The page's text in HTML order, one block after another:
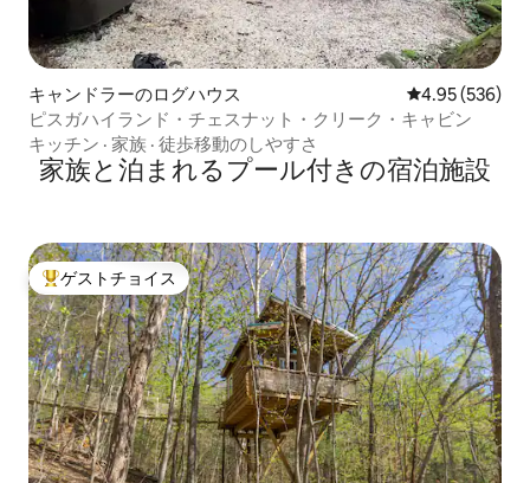
キャンドラーのログハウス レビュー536
4.95 (536)
ピスガハイランド・チェスナット・クリーク・キャビン
キッチン · 家族 · 徒歩移動のしやすさ
家族と泊まれるプール付きの宿泊施設
大好評のゲストチョイスです。
ゲストチョイス